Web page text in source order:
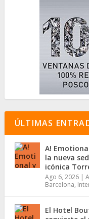
ÚLTIMAS
A!
la nueva
icónica
Ago 6, 2026 |
Barcelona,
El Hotel